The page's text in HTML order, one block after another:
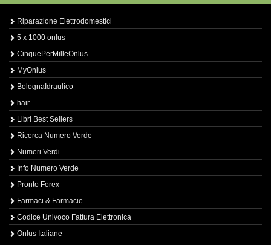
Riparazione Elettrodomestici
5 x 1000 onlus
CinquePerMilleOnlus
MyOnlus
BolognaIdraulico
hair
Libri Best Sellers
Ricerca Numero Verde
Numeri Verdi
Info Numero Verde
Pronto Forex
Farmaci & Farmacie
Codice Univoco Fattura Elettronica
Onlus Italiane